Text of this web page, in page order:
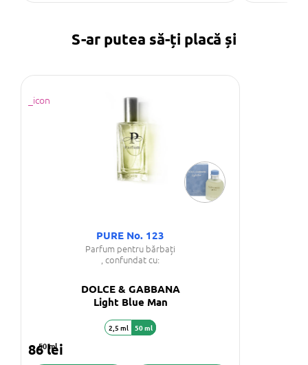
S-ar putea să-ți placă și
PURE No. 123
Parfum pentru bărbați
, confundat cu:
DOLCE & GABBANA
Light Blue Man
50 ml
86 lei
2,5 ml 50 ml